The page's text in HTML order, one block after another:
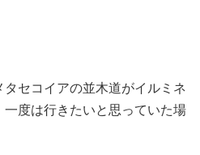
セコイアの並木道がイルミネ
度は行きたいと思っていた場